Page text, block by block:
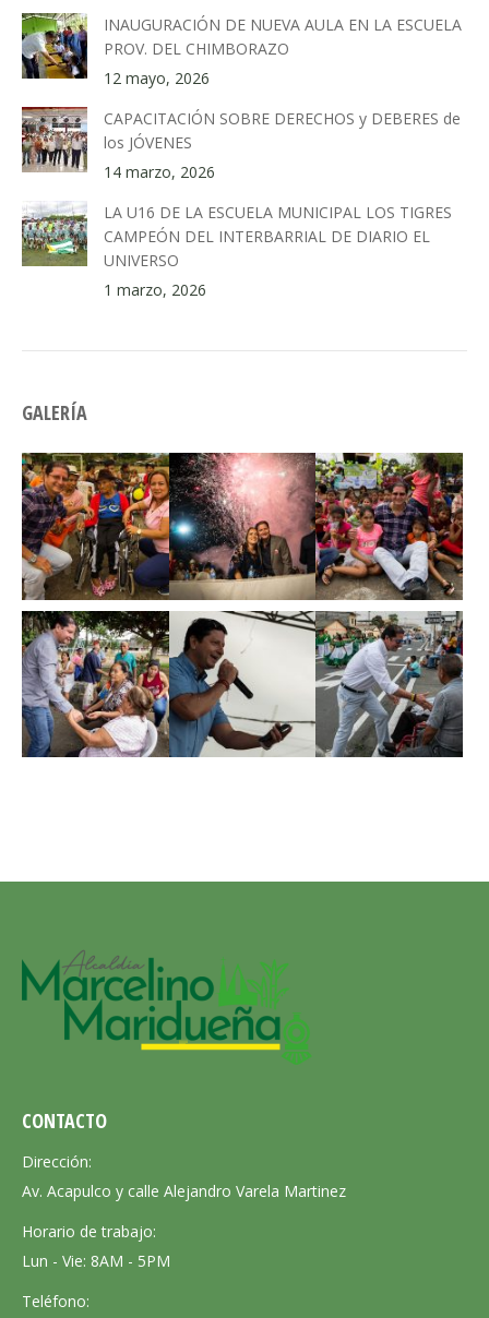
INAUGURACIÓN DE NUEVA AULA EN LA ESCUELA
PROV. DEL CHIMBORAZO
12 mayo, 2026
CAPACITACIÓN SOBRE DERECHOS y DEBERES de
los JÓVENES
14 marzo, 2026
LA U16 DE LA ESCUELA MUNICIPAL LOS TIGRES
CAMPEÓN DEL INTERBARRIAL DE DIARIO EL
UNIVERSO
1 marzo, 2026
GALERÍA
CONTACTO
Dirección:
Av. Acapulco y calle Alejandro Varela Martinez
Horario de trabajo:
Lun - Vie: 8AM - 5PM
Teléfono: